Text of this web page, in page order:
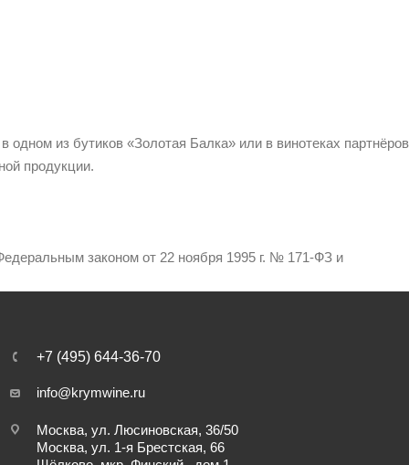
одном из бутиков «Золотая Балка» или в винотеках партнёров
продукции.
законом от 22 ноября 1995 г. № 171-ФЗ и
+7 (495) 644-36-70
info@krymwine.ru
Москва, ул. Люсиновская, 36/50
Москва, ул. 1-я Брестская, 66